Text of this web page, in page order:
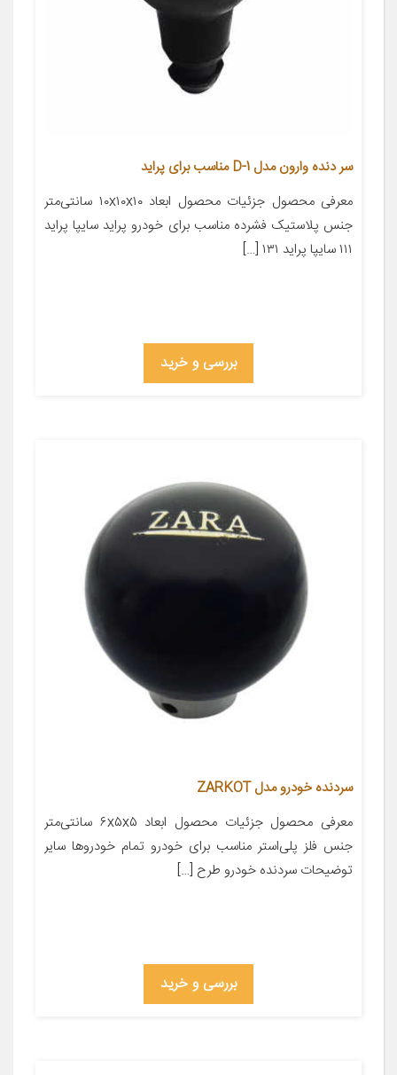
سر دنده وارون مدل D-1 مناسب برای پراید
معرفی محصول جزئیات محصول ابعاد ۱۰x۱۰x۱۰ سانتی‌متر
جنس پلاستیک فشرده مناسب برای خودرو پراید سایپا پراید
۱۱۱ سایپا پراید ۱۳۱ […]
بررسی و خرید
سردنده خودرو مدل ZARKOT
معرفی محصول جزئیات محصول ابعاد ۶x۵x۵ سانتی‌متر
جنس فلز پلی‌استر مناسب برای خودرو تمام خودروها سایر
توضیحات سردنده خودرو طرح […]
بررسی و خرید